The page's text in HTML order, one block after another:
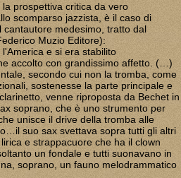
prospettiva critica da vero
scomparso jazzista, è il caso di
medesimo, tratto dal
Muzio Editore):
e si era stabilito
accolto con grandissimo affetto. (…)
secondo cui non la tromba, come
sostenesse la parte principale e
venne riproposta da Bechet in
soprano, che è uno strumento per
unisce il drive della tromba alle
suo sax svettava sopra tutti gli altri
e strappacuore che ha il clown
un fondale e tutti suonavano in
soprano, un fauno melodrammatico